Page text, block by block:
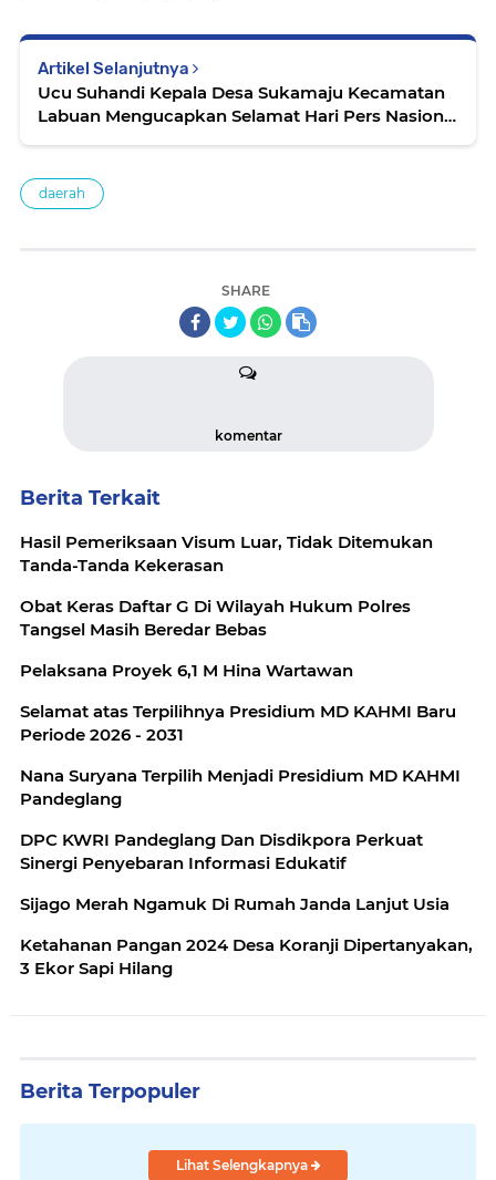
Artikel Selanjutnya
Ucu Suhandi Kepala Desa Sukamaju Kecamatan
Labuan Mengucapkan Selamat Hari Pers Nasional
daerah
SHARE
komentar
Berita Terkait
Hasil Pemeriksaan Visum Luar, Tidak Ditemukan
Tanda-Tanda Kekerasan
Obat Keras Daftar G Di Wilayah Hukum Polres
Tangsel Masih Beredar Bebas
Pelaksana Proyek 6,1 M Hina Wartawan
Selamat atas Terpilihnya Presidium MD KAHMI Baru
Periode 2026 - 2031
Nana Suryana Terpilih Menjadi Presidium MD KAHMI
Pandeglang
DPC KWRI Pandeglang Dan Disdikpora Perkuat
Sinergi Penyebaran Informasi Edukatif
Sijago Merah Ngamuk Di Rumah Janda Lanjut Usia
Ketahanan Pangan 2024 Desa Koranji Dipertanyakan,
3 Ekor Sapi Hilang
Berita Terpopuler
Lihat Selengkapnya